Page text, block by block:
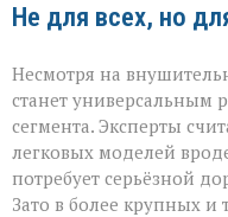
Не для всех, но
Несмотря на
станет универсальным
сегмента. Эксперты
легковых моделей
потребует серьёзной
Зато в более крупных и